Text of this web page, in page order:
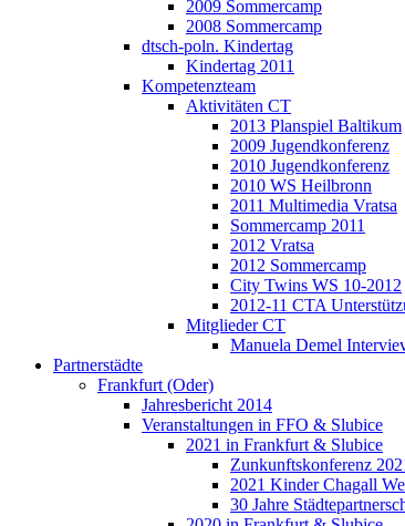
2009 Sommercamp
2008 Sommercamp
dtsch-poln. Kindertag
Kindertag 2011
Kompetenzteam
Aktivitäten CT
2013 Planspiel Baltikum
2009 Jugendkonferenz
2010 Jugendkonferenz
2010 WS Heilbronn
2011 Multimedia Vratsa
Sommercamp 2011
2012 Vratsa
2012 Sommercamp
City Twins WS 10-2012
2012-11 CTA
Mitglieder CT
Manuela Demel
Partnerstädte
Frankfurt (Oder)
Jahresbericht 2014
Veranstaltungen in FFO & Slubice
2021 in Frankfurt & Slubice
Zunkunftskonferenz
2021 Kinder Chagall
30 Jahre